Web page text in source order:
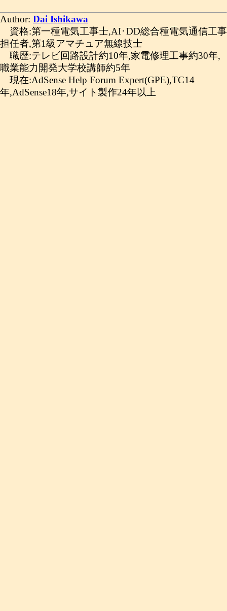
Author: Dai Ishikawa
資格:第一種電気工事士,AI･DD総合種電気通信工事
担任者,第1級アマチュア無線技士
職歴:テレビ回路設計約10年,家電修理工事約30年,
職業能力開発大学校講師約5年
現在:AdSense Help Forum Expert(GPE),TC14
年,AdSense18年,サイト製作24年以上